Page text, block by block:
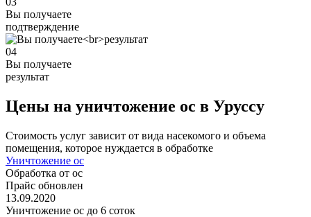
Вы получаете
подтверждение
04
Вы получаете
результат
Цены на уничтожение ос в Уруссу
Стоимость услуг зависит от вида насекомого и объема
помещения, которое нуждается в обработке
Уничтожение ос
Обработка от ос
Прайс обновлен
13.09.2020
Уничтожение ос до 6 соток